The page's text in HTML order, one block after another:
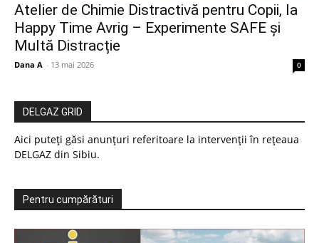
Atelier de Chimie Distractivă pentru Copii, la
Happy Time Avrig – Experimente SAFE și
Multă Distracție
Dana A - 13 mai 2026 0
DELGAZ GRID
Aici puteți găsi anunțuri referitoare la intervenții în rețeaua
DELGAZ din Sibiu.
Pentru cumpărături